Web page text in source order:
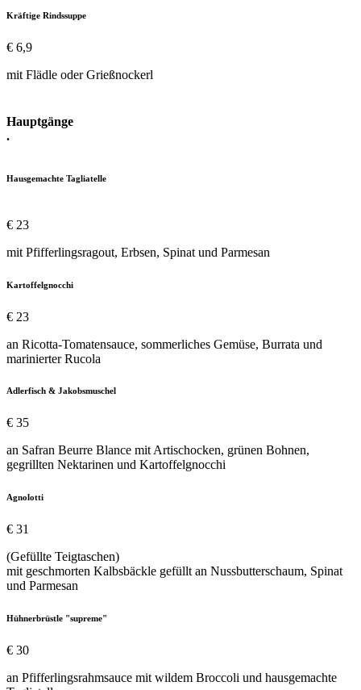
Kräftige Rindssuppe
€ 6,9
mit Flädle oder Grießnockerl
Hauptgänge
.
Hausgemachte Tagliatelle
€ 23
mit Pfifferlingsragout, Erbsen, Spinat und Parmesan
Kartoffelgnocchi
€ 23
an Ricotta-Tomatensauce, sommerliches Gemüse, Burrata und
marinierter Rucola
Adlerfisch & Jakobsmuschel
€ 35
an Safran Beurre Blance mit Artischocken, grünen Bohnen,
gegrillten Nektarinen und Kartoffelgnocchi
Agnolotti
€ 31
(Gefüllte Teigtaschen)
mit geschmorten Kalbsbäckle gefüllt an Nussbutterschaum, Spinat
und Parmesan
Hühnerbrüstle "supreme"
€ 30
an Pfifferlingsrahmsauce mit wildem Broccoli und hausgemachte